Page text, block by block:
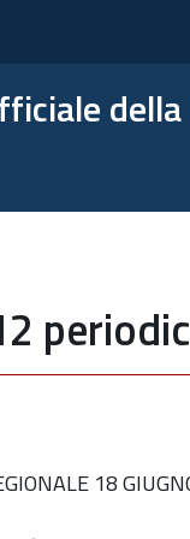
18